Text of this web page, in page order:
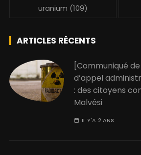
uranium (109)
ARTICLES RÉCENTS
[Communiqué
d’appel
: des citoyens
Malvési
IL Y'A 2 ANS